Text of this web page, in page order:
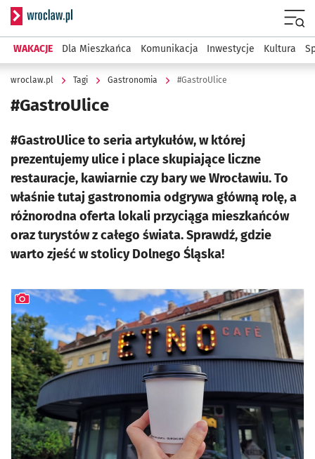
Serwis informacyjny wroclaw.pl
WAKACJE Dla Mieszkańca Komunikacja Inwestycje Kultura
wroclaw.pl Tagi Gastronomia #GastroUlice
#GastroUlice
#GastroUlice to seria artykułów, w której
prezentujemy ulice i place skupiające liczne
restauracje, kawiarnie czy bary we Wrocławiu. To
właśnie tutaj gastronomia odgrywa główną rolę, a
różnorodna oferta lokali przyciąga mieszkańców
oraz turystów z całego świata. Sprawdź, gdzie
warto zjeść w stolicy Dolnego Śląska!